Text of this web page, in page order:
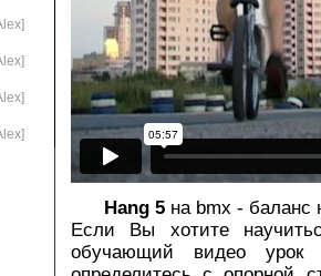
Hang 5на bmx - баланс
Если Вы хотите
обучающий видео урок